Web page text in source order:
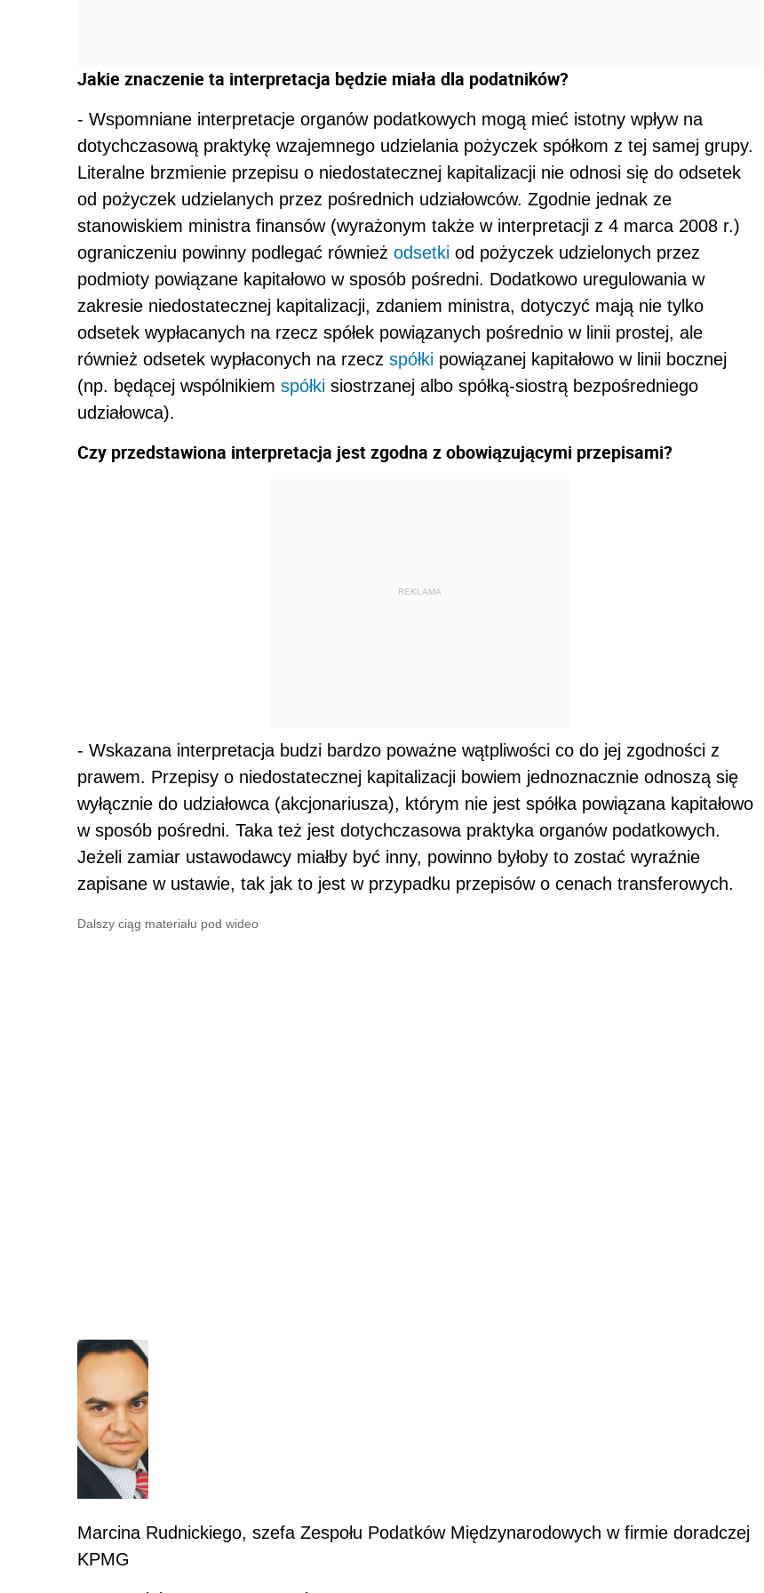
Jakie znaczenie ta interpretacja będzie miała dla podatników?
- Wspomniane interpretacje organów podatkowych mogą mieć istotny wpływ na
dotychczasową praktykę wzajemnego udzielania pożyczek spółkom z tej samej grupy.
Literalne brzmienie przepisu o niedostatecznej kapitalizacji nie odnosi się do odsetek
od pożyczek udzielanych przez pośrednich udziałowców. Zgodnie jednak ze
stanowiskiem ministra finansów (wyrażonym także w interpretacji z 4 marca 2008 r.)
ograniczeniu powinny podlegać również odsetki od pożyczek udzielonych przez
podmioty powiązane kapitałowo w sposób pośredni. Dodatkowo uregulowania w
zakresie niedostatecznej kapitalizacji, zdaniem ministra, dotyczyć mają nie tylko
odsetek wypłacanych na rzecz spółek powiązanych pośrednio w linii prostej, ale
również odsetek wypłaconych na rzecz spółki powiązanej kapitałowo w linii bocznej
(np. będącej wspólnikiem spółki siostrzanej albo spółką-siostrą bezpośredniego
udziałowca).
Czy przedstawiona interpretacja jest zgodna z obowiązującymi przepisami?
REKLAMA
- Wskazana interpretacja budzi bardzo poważne wątpliwości co do jej zgodności z
prawem. Przepisy o niedostatecznej kapitalizacji bowiem jednoznacznie odnoszą się
wyłącznie do udziałowca (akcjonariusza), którym nie jest spółka powiązana kapitałowo
w sposób pośredni. Taka też jest dotychczasowa praktyka organów podatkowych.
Jeżeli zamiar ustawodawcy miałby być inny, powinno byłoby to zostać wyraźnie
zapisane w ustawie, tak jak to jest w przypadku przepisów o cenach transferowych.
Dalszy ciąg materiału pod wideo
Marcina Rudnickiego, szefa Zespołu Podatków Międzynarodowych w firmie doradczej
KPMG